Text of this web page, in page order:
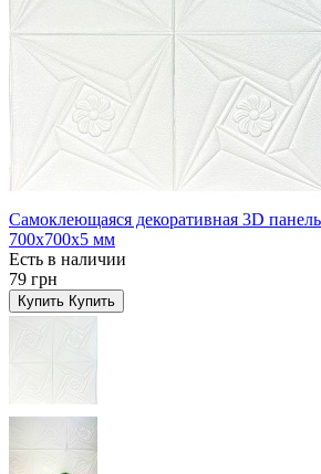
Самоклеющаяся декоративная 3D
700x700x5 мм
Есть в наличии
79 грн
Купить Купить